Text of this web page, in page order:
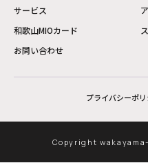
サービス
和歌山MIOカード
お問い合わせ
プライバシーポ
Copyright